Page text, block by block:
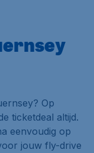
Op
ticketdeal altijd.
eenvoudig op
jouw fly-drive